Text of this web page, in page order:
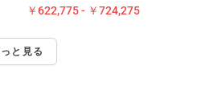
￥622,775 - ￥724,275
っと見る